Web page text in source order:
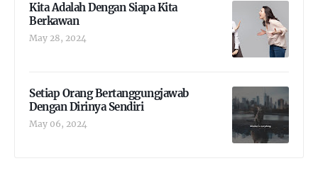
Kita Adalah Dengan Siapa Kita
Berkawan
May 28, 2024
Setiap Orang Bertanggungjawab
Dengan Dirinya Sendiri
May 06, 2024